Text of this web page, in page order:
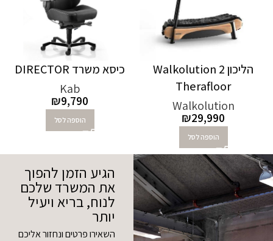
הליכון Walkolution 2
Therafloor
Walkolution
₪29,990
הוספה לסל
כיסא משרד DIRECTOR‏
Kab
₪9,790
הוספה לסל
הגיע הזמן להפוך
את המשרד שלכם
לנוח, בריא ויעיל
יותר
השאירו פרטים ונחזור אליכם